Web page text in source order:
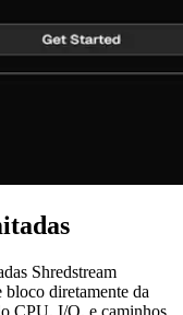
Shredstream
bloco diretamente da